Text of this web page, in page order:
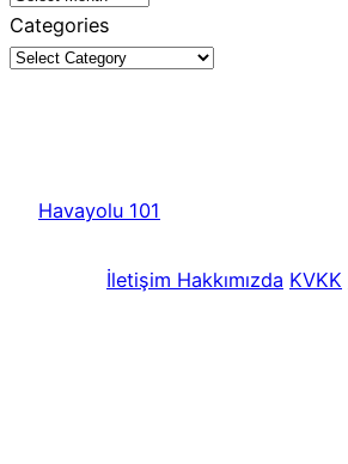
Categories
Havayolu 101
İletişim Hakkımızda KVKK